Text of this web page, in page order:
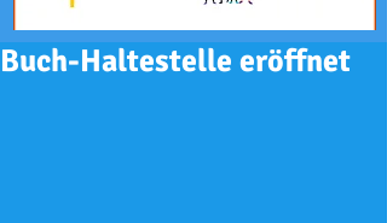
Buch-Haltestelle eröffnet